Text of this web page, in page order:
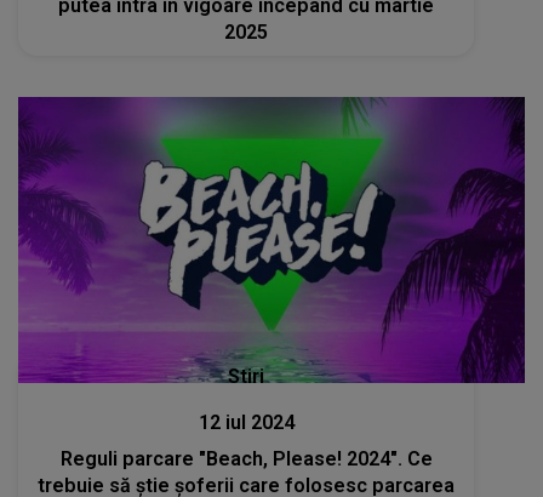
putea intra in vigoare incepand cu martie
2025
Stiri
12 iul 2024
Reguli parcare "Beach, Please! 2024". Ce
trebuie să știe șoferii care folosesc parcarea